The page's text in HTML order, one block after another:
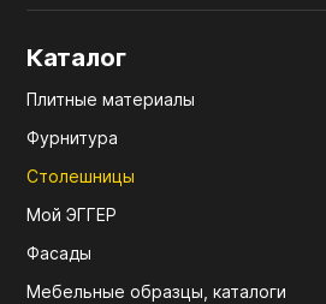
Каталог
Плитные материалы
Фурнитура
Столешницы
Мой ЭГГЕР
Фасады
Мебельные образцы, каталоги